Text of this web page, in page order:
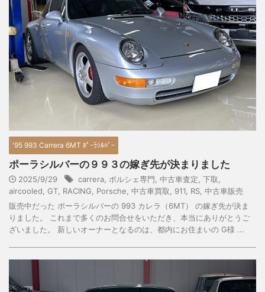
'95 993 Carrera 6MT ﾎﾟｰﾗｼﾙﾊﾞｰ
ポーラシルバーの９９３の嫁ぎ先が決まりました
2025/9/29 carrera ポルシェ専門 中古車査定 下取
aircooled GT RACING Porsche 中古車買取 911 RS 中古車販売
販売中だった ポーラシルバーの 993 カレラ（6MT） の嫁ぎ先が決ま
りました。 これまで多くのお問合せをいただき、本当にありがとうご
ざいました。 新しいオーナーとなるのは、都内にお住まいの G様 ...